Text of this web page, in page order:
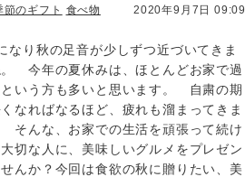
節のギフト 食べ物 2020年9月7日 09:09
なり秋の足音が少しずつ近づいてきま
。 今年の夏休みは、ほとんどお家で過
という方も多いと思います。 自粛の期
なればなるほど、疲れも溜まってきま
そんな、お家での生活を頑張って続け
切な人に、美味しいグルメをプレゼン
せんか？今回は食欲の秋に贈りたい、美